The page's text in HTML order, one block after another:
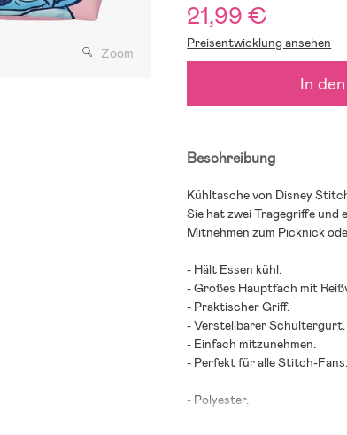
Zoom
21,99 €
Preisentwicklung ansehen
In
Beschreibung
Kühltasche von Disney
Sie hat zwei Tragegriffe und
Mitnehmen zum Picknick
- Hält Essen kühl.
- Großes Hauptfach mit
- Praktischer Griff.
- Verstellbarer Schultergurt.
- Einfach mitzunehmen.
- Perfekt für alle Stitch-Fans.
- Polyester.